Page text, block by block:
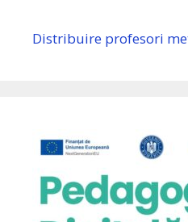
Distribuire profesori